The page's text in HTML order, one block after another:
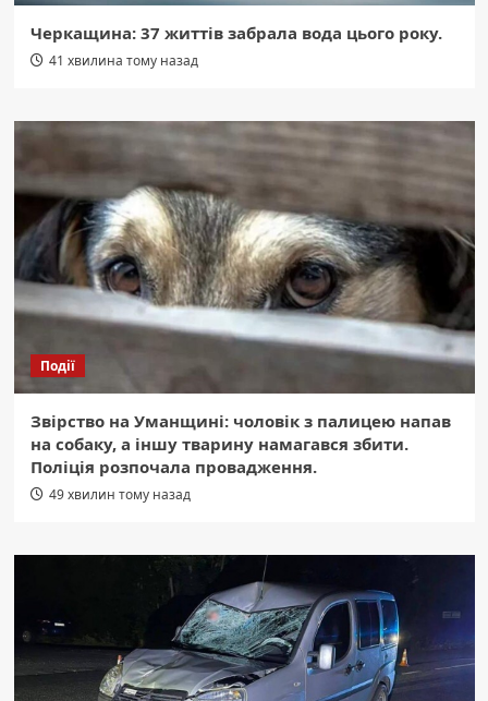
Черкащина: 37 життів забрала вода цього року.
41 хвилина тому назад
Події
Звірство на Уманщині: чоловік з палицею напав
на собаку, а іншу тварину намагався збити.
Поліція розпочала провадження.
49 хвилин тому назад